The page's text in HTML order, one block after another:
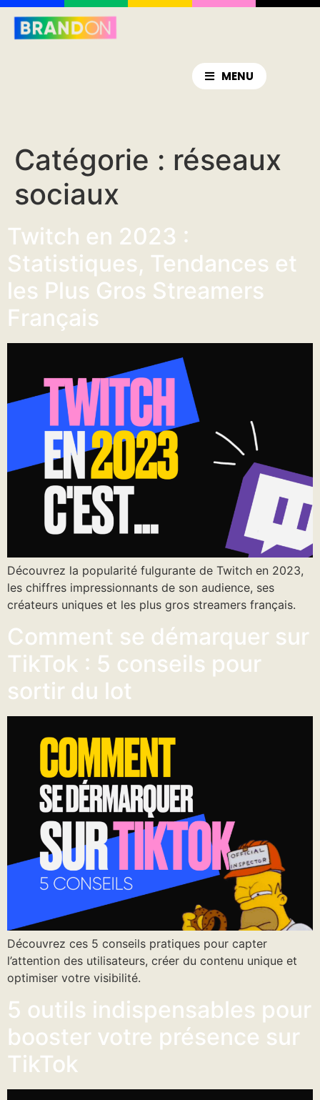
MENU
Catégorie : réseaux
sociaux
Twitch en 2023 :
Statistiques, Tendances et
les Plus Gros Streamers
Français
Découvrez la popularité fulgurante de Twitch en 2023,
les chiffres impressionnants de son audience, ses
créateurs uniques et les plus gros streamers français.
Comment se démarquer sur
TikTok : 5 conseils pour
sortir du lot
Découvrez ces 5 conseils pratiques pour capter
l’attention des utilisateurs, créer du contenu unique et
optimiser votre visibilité.
5 outils indispensables pour
booster votre présence sur
TikTok